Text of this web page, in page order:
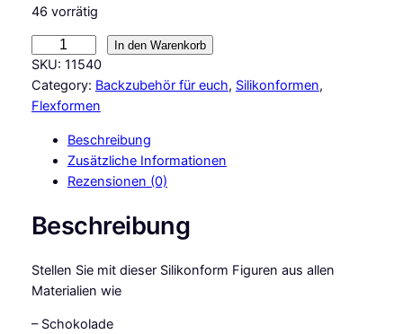
46 vorrätig
a
k
e
F
l
In den Warenkorb
SKU: 11540
Category: Backzubehör für euch, Silikonformen
Flexformen
Beschreibung
Zusätzliche Informationen
Rezensionen (0)
Beschreibung
Stellen Sie mit dieser Silikonform Figuren aus allen
Materialien wie
– Schokolade